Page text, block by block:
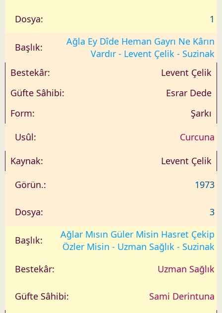
1
Ağla Ey Dîde Heman Gayrı Ne Kârın
Vardır - Levent Çelik - Suzinak
Levent Çelik
Esrar Dede
Şarkı
Curcuna
Levent Çelik
1973
3
Ağlar Mısın Güler Misin Hasret Çekip
Özler Misin - Uzman Sağlık - Suzinak
Uzman Sağlık
Sami Derintuna